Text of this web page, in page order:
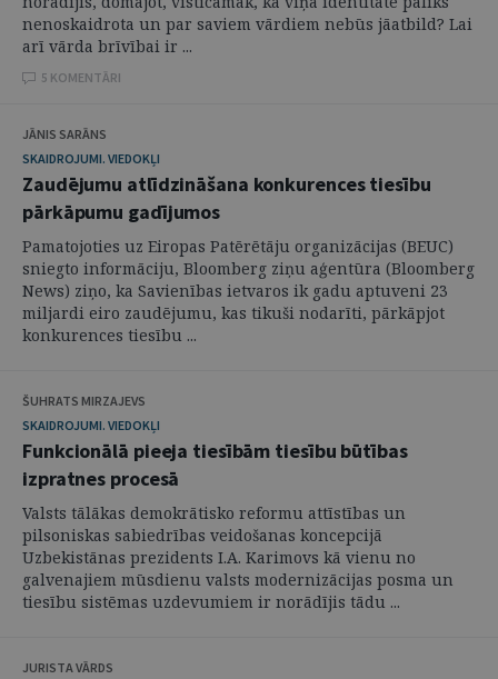
nenoskaidrota un par saviem vārdiem nebūs jāatbild? Lai
arī vārda brīvībai ir ...
5 KOMENTĀRI
JĀNIS SARĀNS
SKAIDROJUMI. VIEDOKĻI
Zaudējumu atlīdzināšana konkurences tiesību
pārkāpumu gadījumos
Pamatojoties uz Eiropas Patērētāju organizācijas (BEUC)
sniegto informāciju, Bloomberg ziņu aģentūra (Bloomberg
News) ziņo, ka Savienības ietvaros ik gadu aptuveni 23
miljardi eiro zaudējumu, kas tikuši nodarīti, pārkāpjot
konkurences tiesību ...
ŠUHRATS MIRZAJEVS
SKAIDROJUMI. VIEDOKĻI
Funkcionālā pieeja tiesībām tiesību būtības
izpratnes procesā
Valsts tālākas demokrātisko reformu attīstības un
pilsoniskas sabiedrības veidošanas koncepcijā
Uzbekistānas prezidents I.A. Karimovs kā vienu no
galvenajiem mūsdienu valsts modernizācijas posma un
tiesību sistēmas uzdevumiem ir norādījis tādu ...
JURISTA VĀRDS